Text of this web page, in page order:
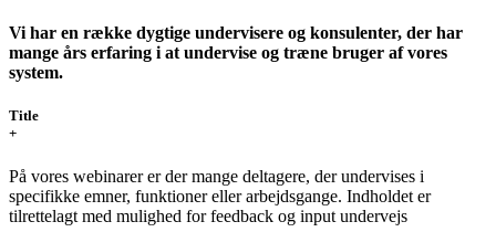
Vi har en række dygtige undervisere og konsulenter, der har
mange års erfaring i at undervise og træne bruger af vores
system.
Title
+
På vores webinarer er der mange deltagere, der undervises i
specifikke emner, funktioner eller arbejdsgange. Indholdet er
tilrettelagt med mulighed for feedback og input undervejs